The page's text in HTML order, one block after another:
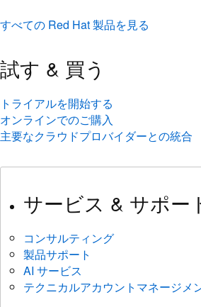
すべての Red Hat 製品を見る
試す & 買う
トライアルを開始する
オンラインでのご購入
主要なクラウドプロバイダーとの統合
サービス & サポー
コンサルティング
製品サポート
AI サービス
テクニカルアカウントマネージメ